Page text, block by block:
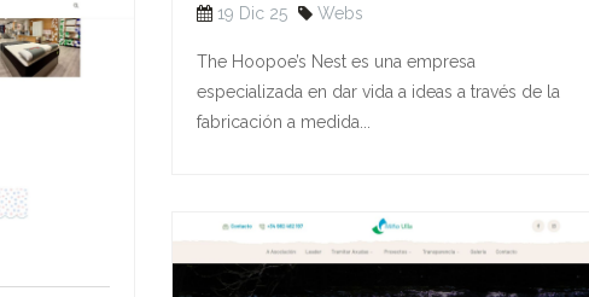
19 Dic 25 Webs
The Hoopoe’s Nest es una empresa
especializada en dar vida a ideas a través de la
fabricación a medida...